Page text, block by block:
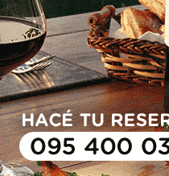
los hongos comestibles
en Uruguay ...